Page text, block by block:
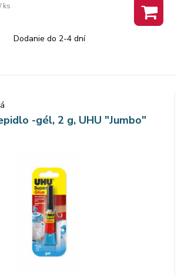
ks
Dodanie do 2-4 dní
-gél, 2 g, UHU "Jumbo"